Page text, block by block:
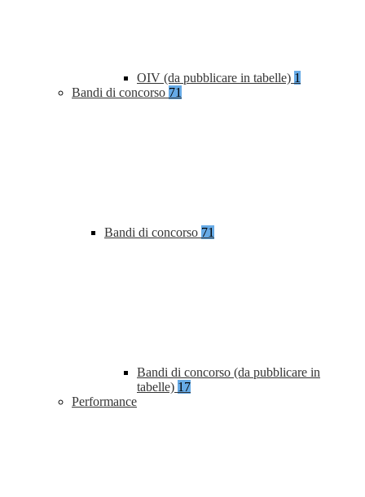
OIV (da pubblicare in tabelle) 1
Bandi di concorso 71
Bandi di concorso 71
Bandi di concorso (da pubblicare in
tabelle) 17
Performance